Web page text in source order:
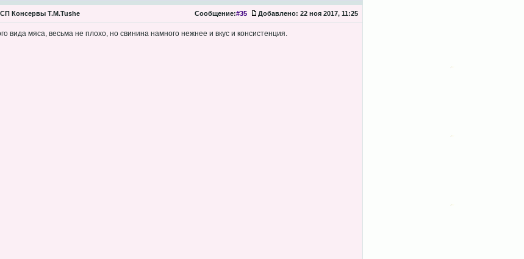
Консервы Т.М.Tushe Сообщение:#35 Добавлено: 22 ноя 2017, 11:25
вида мяса, весьма не плохо, но свинина намного нежнее и вкус и консистенция.